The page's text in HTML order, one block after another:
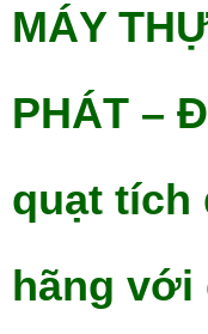
MÁY
PHÁT –
quạt tích
hãng với